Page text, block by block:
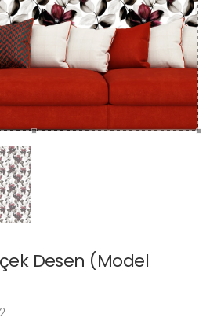
Desen (Model